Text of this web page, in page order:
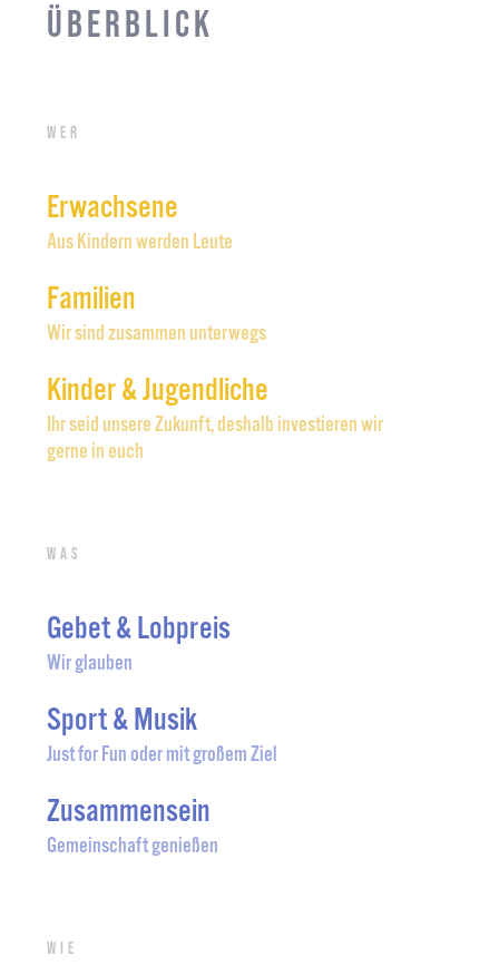
Überblick
Wer
Erwachsene
Aus Kindern werden Leute
Familien
Wir sind zusammen unterwegs
Kinder & Jugendliche
Ihr seid unsere Zukunft, deshalb investieren wir
gerne in euch
Was
Gebet & Lobpreis
Wir glauben
Sport & Musik
Just for Fun oder mit großem Ziel
Zusammensein
Gemeinschaft genießen
Wie